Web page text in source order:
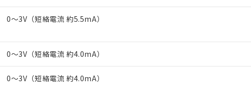
0～3V（短絡電流 約5.5mA）
0～3V（短絡電流 約4.0mA）
0～3V（短絡電流 約4.0mA）
す。
機器事業取扱商品の中には、本サービスの対象外となる商品もあることを
および標準価格照会結果は、記載している更新日時点での社内データに基
り、閲覧された時点での実際の在庫および標準価格とは異なる場合がある
売員にご相談ください。
制御機器販売店や当社販売拠点は「
以下、 水銀(Hg) 1000ppm以下、 カドミウム(Cd) 100ppm以下、
1000ppm以下、ポリ臭化ビフェニル類(PBB) 1000ppm以下、ポリ臭化ジフェニルエーテル類
チルヘキシル) (DEHP)(別名：DOP) 1000ppm以下、フタル酸ブチルベンジル（BBP）
以下、フタル酸ジイソブチル (DIBP) 1000ppm以下
ル類の４物質については閾値を超える意図的な使用がないことを確認しています。
月
替え状況などにより、予定月が前後することがあります。
認です。当社販売部門へお問い合わせください。
の基準値 (GB/T26572)：
Hg(水銀) : 1000ppm、 Cd(カドミウム) : 100ppm、
) : 1000ppm、 PBBs(ポリ臭化ビフェニル類) : 1000ppm、 PBDEs(ポリ臭化ジフェニルエーテ
ブチル) : 1000ppm、 DIBP(フタル酸ジイソブチル) : 1000ppm、 BBP(フタル酸ブチルベンジル)
ス(2-エチルヘキシル)) : 1000ppm
使用期限
輸出または国外への提供する場合は、日本国政府の輸出許可(または役務取
要な手続きをとります。
制貨物を破棄する場合は、完全に破砕するなど、違法に輸出されないよう
社製品を、核兵器、ミサイル、化学兵器、生物兵器またはその他武器並び
一切使用いたしません。
貴社製品を第三者に販売する場合は、上記1、2および3の内容を当該第三
は、販売先および販売に係わる関係者が違法に輸出するおそれがある場
定数以上の在庫あり
定数には満たないが在庫あり